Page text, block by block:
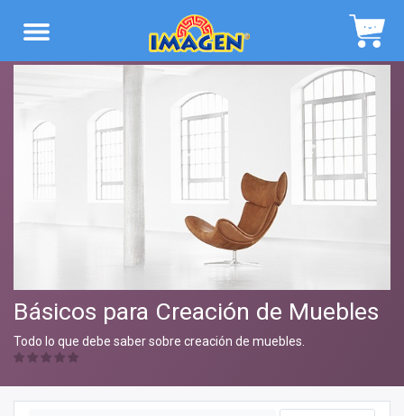
Navegación
Básicos para Creación de Muebles
Todo lo que debe saber sobre creación de muebles.